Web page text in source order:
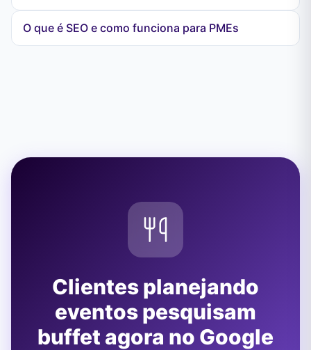
O que é SEO e como funciona para PMEs
Clientes planejando
eventos pesquisam
buffet agora no Google